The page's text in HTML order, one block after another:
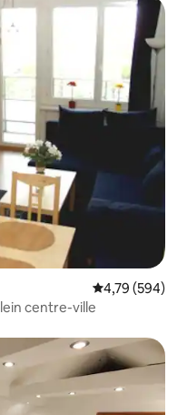
Évaluation
4,79 (594)
centre-ville
appréciés